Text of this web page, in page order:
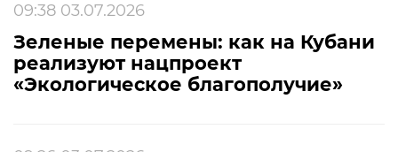
09:38 03.07.2026
Зеленые перемены: как на Кубани
реализуют нацпроект
«Экологическое благополучие»